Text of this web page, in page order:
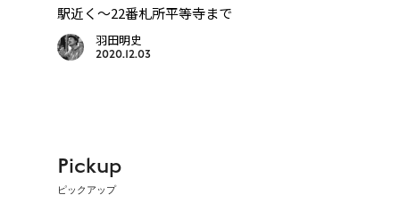
駅近く〜22番札所平等寺まで
羽田明史
2020.12.03
Pickup
ピックアップ